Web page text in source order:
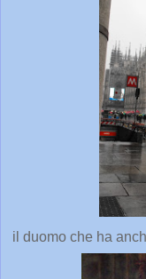
il duomo che ha